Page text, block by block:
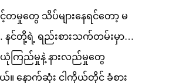
မှုတွေ သိပ်များနေရင်တော့ မ
နင်တို့ရဲ့ ရည်းစားသက်တမ်းမှာ…
ယုံကြည်မှုနဲ့ နားလည်မှုတွေ
နောက်ဆုံး ငါကိုယ်တိုင် ခံစား